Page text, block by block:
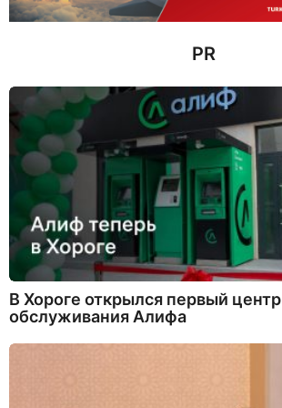
д
PR
В Хороге открылся первый центр
обслуживания Алифа